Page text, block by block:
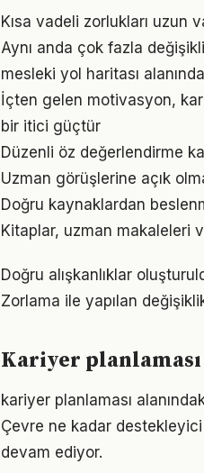
Kısa vadeli zorlukları
Aynı anda çok fazla
mesleki yol haritası
İçten gelen motivasyon,
bir itici güçtür
Düzenli öz değerlendirme
Uzman görüşlerine açık
Doğru kaynaklardan
Kitaplar, uzman makaleleri
Doğru alışkanlıklar
Zorlama ile yapılan
Kariyer
kariyer planlaması
Çevre ne kadar
devam ediyor.